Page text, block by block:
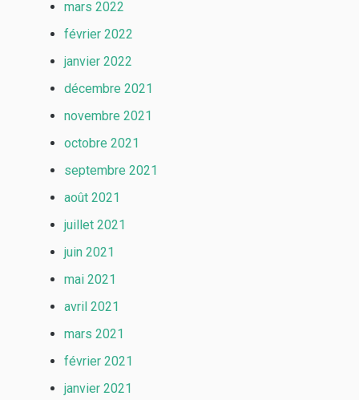
mars 2022
février 2022
janvier 2022
décembre 2021
novembre 2021
octobre 2021
septembre 2021
août 2021
juillet 2021
juin 2021
mai 2021
avril 2021
mars 2021
février 2021
janvier 2021